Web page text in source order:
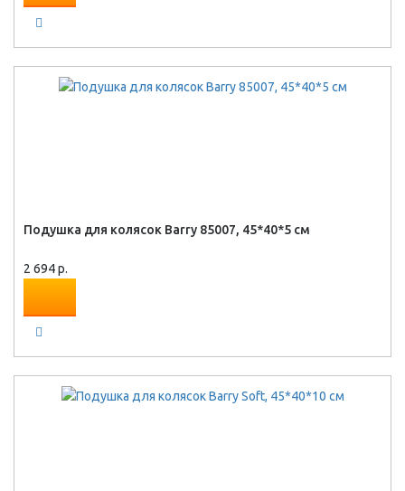
Подушка для колясок Barry 85007, 45*40*5 см
2 694 р.